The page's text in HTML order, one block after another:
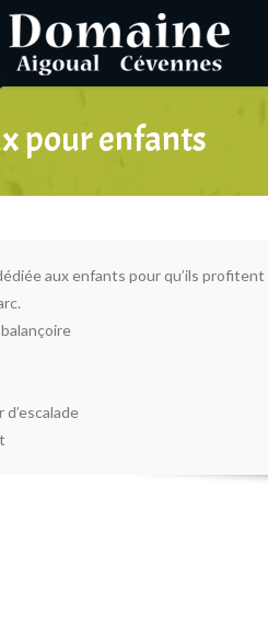
pour enfants
aux enfants pour qu’ils profitent